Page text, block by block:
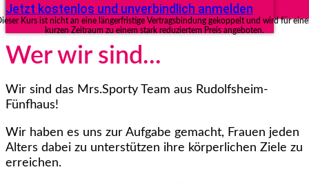
Jetzt kostenlos und unverbindlich anmelden
Kurs ist nicht an eine längerfristige Vertragsbindung gekoppelt und wird für
kurzen Zeitraum zu einem stark reduziertem Preis angeboten.
Wer wir sind...
Wir sind das Mrs.Sporty Team aus Rudolfsheim-
Fünfhaus!
Wir haben es uns zur Aufgabe gemacht, Frauen jeden
Alters dabei zu unterstützen ihre körperlichen Ziele zu
erreichen.